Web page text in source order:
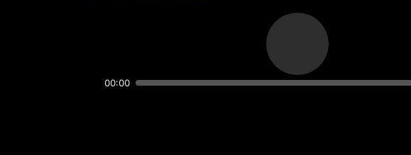
00:00